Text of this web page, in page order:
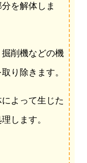
を解体しま
削機などの機
り除きます。
よって生じた
します。